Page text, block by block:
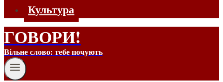
Культура
ГОВОРИ!
Вільне слово: тебе почують